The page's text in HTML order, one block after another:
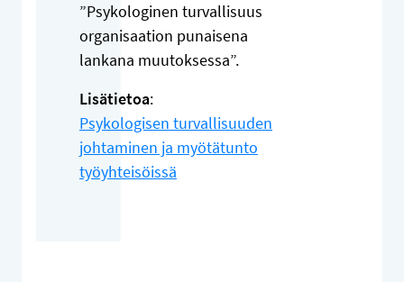
”Psykologinen turvallisuus
organisaation punaisena
lankana muutoksessa”.
Lisätietoa:
Psykologisen turvallisuuden
johtaminen ja myötätunto
työyhteisöissä